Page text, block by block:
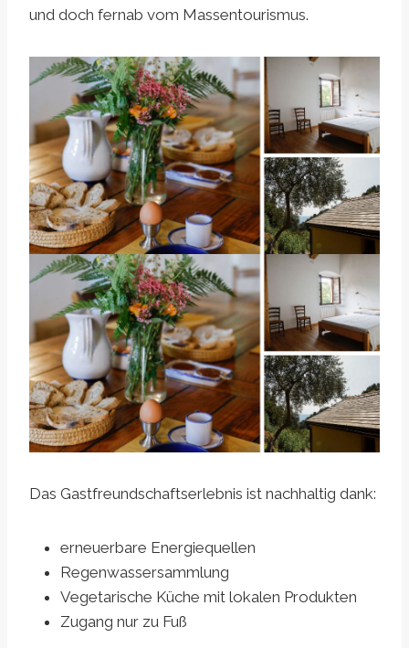
und doch fernab vom Massentourismus.
Das Gastfreundschaftserlebnis ist nachhaltig dank:
erneuerbare Energiequellen
Regenwassersammlung
Vegetarische Küche mit lokalen Produkten
Zugang nur zu Fuß